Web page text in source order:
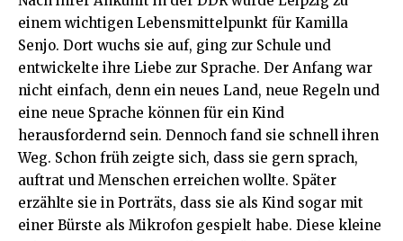
einem wichtigen Lebensmittelpunkt für Kamilla
Senjo. Dort wuchs sie auf, ging zur Schule und
entwickelte ihre Liebe zur Sprache. Der Anfang war
nicht einfach, denn ein neues Land, neue Regeln und
eine neue Sprache können für ein Kind
herausfordernd sein. Dennoch fand sie schnell ihren
Weg. Schon früh zeigte sich, dass sie gern sprach,
auftrat und Menschen erreichen wollte. Später
erzählte sie in Porträts, dass sie als Kind sogar mit
einer Bürste als Mikrofon gespielt habe. Diese kleine